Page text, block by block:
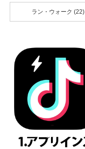
ラン・ウォーク (22)